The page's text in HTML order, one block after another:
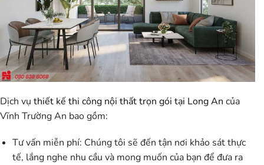
Dịch vụ thiết kế thi công nội thất trọn gói tại Long An của
Vĩnh Trường An bao gồm:
Tư vấn miễn phí: Chúng tôi sẽ đến tận nơi khảo sát thực
tế, lắng nghe nhu cầu và mong muốn của bạn để đưa ra